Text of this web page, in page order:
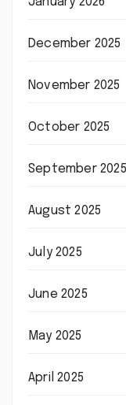
December 2025
November 2025
October 2025
September 2025
August 2025
July 2025
June 2025
May 2025
April 2025